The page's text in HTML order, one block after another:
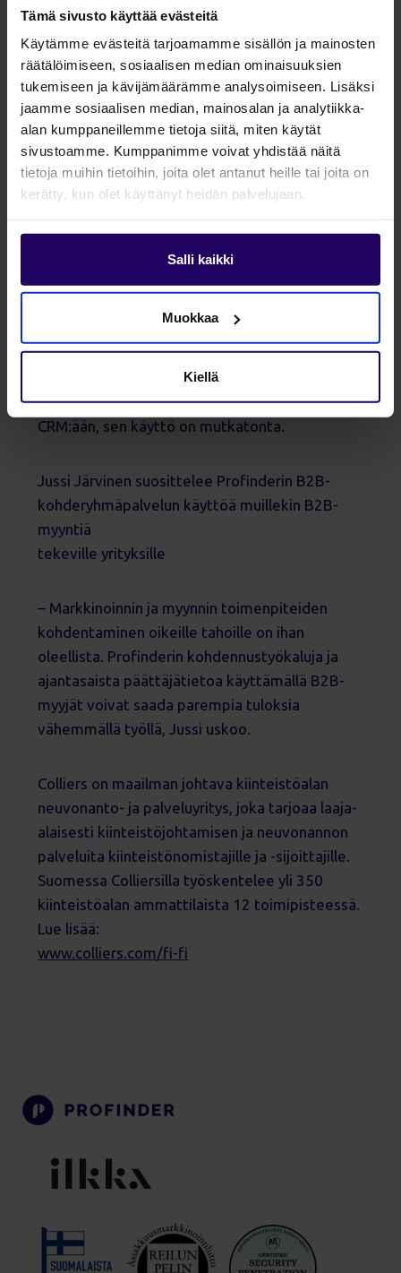
Tämä sivusto käyttää evästeitä
Käytämme evästeitä tarjoamamme sisällön ja mainosten
räätälöimiseen, sosiaalisen median ominaisuuksien
tukemiseen ja kävijämäärämme analysoimiseen. Lisäksi
jaamme sosiaalisen median, mainosalan ja analytiikka-
alan kumppaneillemme tietoja siitä, miten käytät
sivustoamme. Kumppanimme voivat yhdistää näitä
tietoja muihin tietoihin, joita olet antanut heille tai joita on
kerätty, kun olet käyttänyt heidän palvelujaan.
Salli kaikki
Muokkaa
Kiellä
Haluamme tunnistaa ne yritykset, joille
toimitilojen
vaihtaminen on ajankohtaista. Tässä käytämme
apunamme useampia eri lähteitä, kuten
talousmedioita ja B2B-kohderyhmäpalvelua.
Päättäjätieto vanhenee helposti, joten
Profinderin ajantasainen päättäjätieto on
Profinderin B2B-kohderyhmäpalvelulla voi
rikastavat yrityksen omaa asiakastietokantaa.
Kun B2B-kohderyhmäpalvelu on integroitu
suoraan
CRM:ään, sen käyttö on mutkatonta.
Jussi Järvinen suosittelee Profinderin B2B-
kohderyhmäpalvelun käyttöä muillekin B2B-
myyntiä
tekeville yrityksille
– Markkinoinnin ja myynnin toimenpiteiden
kohdentaminen oikeille tahoille on ihan
oleellista. Profinderin kohdennustyökaluja ja
ajantasaista päättäjätietoa käyttämällä B2B-
myyjät voivat saada parempia tuloksia
vähemmällä työllä, Jussi uskoo.
Colliers on maailman johtava kiinteistöalan
neuvonanto- ja palveluyritys, joka tarjoaa laaja-
alaisesti kiinteistöjohtamisen ja neuvonannon
palveluita kiinteistönomistajille ja -sijoittajille.
Suomessa Colliersilla työskentelee yli 350
kiinteistöalan ammattilaista 12 toimipisteessä.
Lue lisää:
www.colliers.com/fi-fi